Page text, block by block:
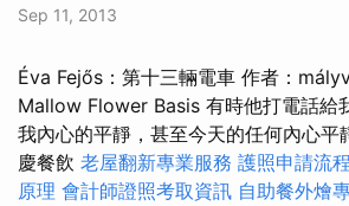
Sep 11, 2013
Éva Fejős：第十三輛電車 作者：
Mallow Flower Basis 有時他打電話給
我內心的平靜，甚至今天的任何內心平
慶餐飲 老屋翻新專業服務 護照申請流
原理 會計師證照考取資訊 自助餐外燴